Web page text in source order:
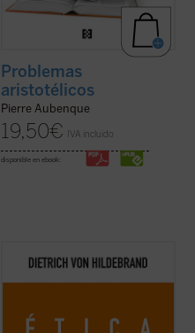
Problemas
aristotélicos
Pierre Aubenque
19,50€ IVA incluido
disponible en ebook:
Este libro es ya un clásico de la filosofía
moral contemporánea. Grandioso en la
cotidiana, una descripción global de ...